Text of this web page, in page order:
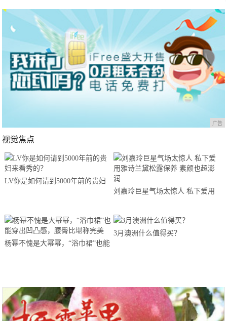
广告
视觉焦点
LV你是如何请到5000年前的贵妇
刘嘉玲巨星气场太惊人 私下爱用
杨幂不愧是大幂幂，“浴巾裙”也能
3月澳洲什么值得买？